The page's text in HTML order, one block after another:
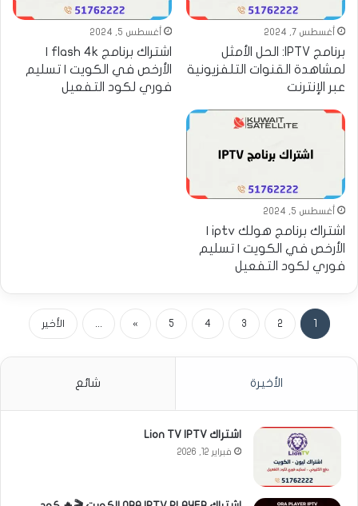
أغسطس 7, 2024
برنامج IPTV: الحل الأمثل
لمشاهدة القنوات التلفزيونية
عبر الإنترنت
أغسطس 5, 2024
الأرخص في الكويت | تسليم
فوري لكود التفعيل
أغسطس 5, 2024
الأرخص في الكويت | تسليم
فوري لكود التفعيل
2
3
4
5
»
... الأخير
الأخيرة شائع
اشتراك Lion TV IPTV
فبراير 12, 2026